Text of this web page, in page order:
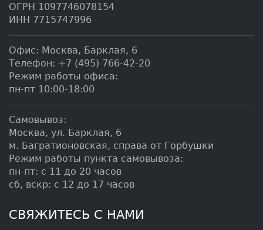
ОГРН 1097746078154
ИНН 7715747996
Офис: Москва, Барклая, 6
Телефон: +7 (495) 766-42-20
Режим работы офиса:
пн-пт 10:00-18:00
Самовывоз:
Москва, ул. Барклая, 6
м. Багратионовская, справа от Горбушки
Режим работы пункта самовывоза:
пн-пт: с 11 до 20 часов
сб, вскр: с 12 до 17 часов
СВЯЖИТЕСЬ С НАМИ